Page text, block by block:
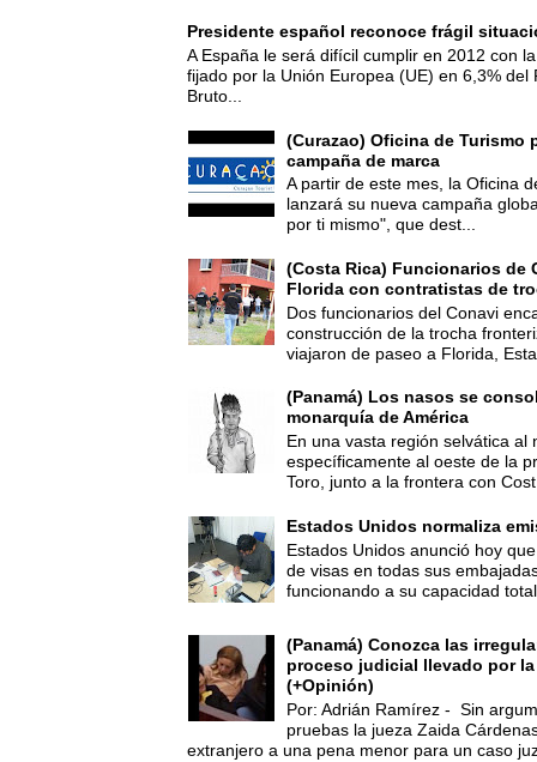
Presidente español reconoce frágil
A España le será difícil cumplir en 2012 con
fijado por la Unión Europea (UE) en 6,3% del
Bruto...
(Curazao) Oficina de Turismo
campaña de marca
A partir de este mes, la Oficina
lanzará su nueva campaña
por ti mismo", que dest...
(Costa Rica) Funcionarios de
Florida con contratistas de
Dos funcionarios del Conavi
construcción de la trocha
viajaron de paseo a Florida,
(Panamá) Los nasos se
monarquía de América
En una vasta región selvática al
específicamente al oeste de la
Toro, junto a la frontera con
Estados Unidos normaliza
Estados Unidos anunció hoy
de visas en todas sus
funcionando a su capacidad
(Panamá) Conozca las
proceso judicial llevado por
(+Opinión)
Por: Adrián Ramírez - Sin
pruebas la jueza Zaida
extranjero a una pena menor para un caso